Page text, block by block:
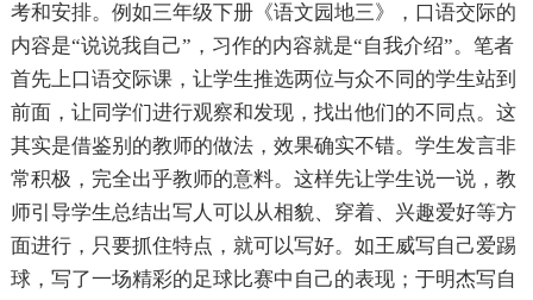
考和安排。例如三年级下册《语文园地三》，口语交际的
内容是“说说我自己”，习作的内容就是“自我介绍”。笔者
首先上口语交际课，让学生推选两位与众不同的学生站到
前面，让同学们进行观察和发现，找出他们的不同点。这
其实是借鉴别的教师的做法，效果确实不错。学生发言非
常积极，完全出乎教师的意料。这样先让学生说一说，教
师引导学生总结出写人可以从相貌、穿着、兴趣爱好等方
面进行，只要抓住特点，就可以写好。如王威写自己爱踢
球，写了一场精彩的足球比赛中自己的表现；于明杰写自